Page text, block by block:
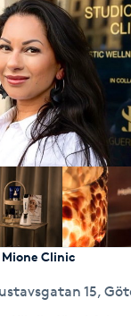
Clinic
15,